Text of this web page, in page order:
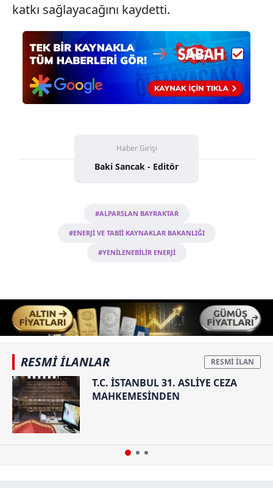
katkı sağlayacağını kaydetti.
Haber Girişi
Baki Sancak - Editör
#ALPARSLAN BAYRAKTAR
#ENERJİ VE TABİİ KAYNAKLAR BAKANLIĞI
#YENİLENEBİLİR ENERJİ
RESMİ İLANLAR
T.C. İSTANBUL 31. ASLİYE CEZA
MAHKEMESİNDEN